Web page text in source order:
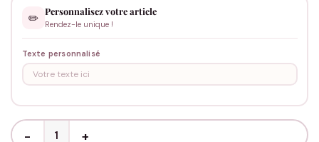
✏️
Personnalisez votre article
Rendez-le unique !
Texte personnalisé
quantité de Pochette Famille Personnalisée – Organisateur de